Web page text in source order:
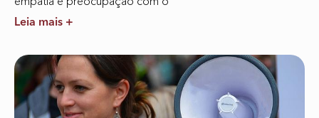
Leia mais +